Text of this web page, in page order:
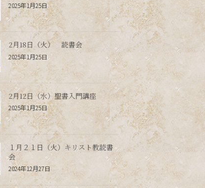
2025年1月25日
2月18日（火） 読書会
2025年1月25日
2月12日（水）聖書入門講座
2025年1月25日
１月２１日（火）キリスト教読書
会
2024年12月27日